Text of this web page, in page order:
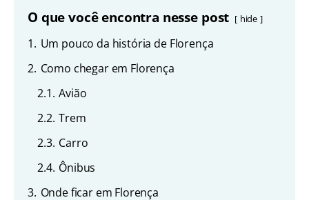
O que você encontra nesse post hide
1. Um pouco da história de Florença
2. Como chegar em Florença
2.1. Avião
2.2. Trem
2.3. Carro
2.4. Ônibus
3. Onde ficar em Florença